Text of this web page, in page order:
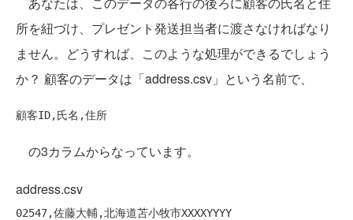
所を紐づけ、プレゼント発送担当者に渡さなければなり
ません。どうすれば、このような処理ができるでしょう
か？ 顧客のデータは「address.csv」という名前で、
の3カラムからなっています。
address.csv
02547,佐藤大輔,北海道苫小牧市XXXXYYYY